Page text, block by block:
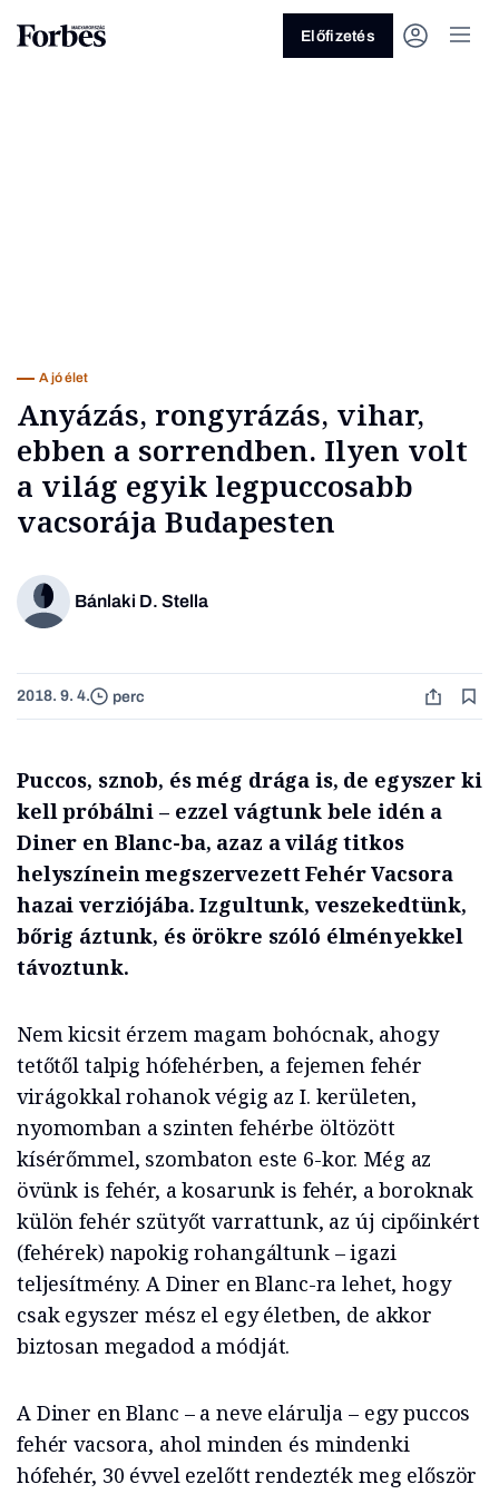
Előfizetés
A jó élet
Anyázás, rongyrázás, vihar,
ebben a sorrendben. Ilyen volt
a világ egyik legpuccosabb
vacsorája Budapesten
Bánlaki D. Stella
2018. 9. 4. perc
Puccos, sznob, és még drága is, de egyszer ki
kell próbálni – ezzel vágtunk bele idén a
Diner en Blanc-ba, azaz a világ titkos
helyszínein megszervezett Fehér Vacsora
hazai verziójába. Izgultunk, veszekedtünk,
bőrig áztunk, és örökre szóló élményekkel
távoztunk.
Nem kicsit érzem magam bohócnak, ahogy
tetőtől talpig hófehérben, a fejemen fehér
virágokkal rohanok végig az I. kerületen,
nyomomban a szinten fehérbe öltözött
kísérőmmel, szombaton este 6-kor. Még az
övünk is fehér, a kosarunk is fehér, a boroknak
külön fehér szütyőt varrattunk, az új cipőinkért
(fehérek) napokig rohangáltunk – igazi
teljesítmény. A Diner en Blanc-ra lehet, hogy
csak egyszer mész el egy életben, de akkor
biztosan megadod a módját.
A Diner en Blanc – a neve elárulja – egy puccos
fehér vacsora, ahol minden és mindenki
hófehér, 30 évvel ezelőtt rendezték meg először